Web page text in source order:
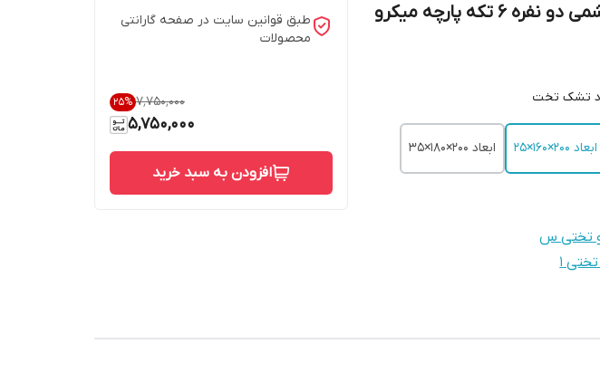
رو تختی سبز یشمی دو نفره 6 تکه پارچه میکرو
تشک تخت
ابعاد 200×۱۶۰×25 ابعاد 200×180×35
تختی س
1
طبق قوانین سایت در صفحه گارانتی
محصولات
۷٬۷۵۰٬۰۰۰ 25%
5,750,000
افزودن به سبد خرید